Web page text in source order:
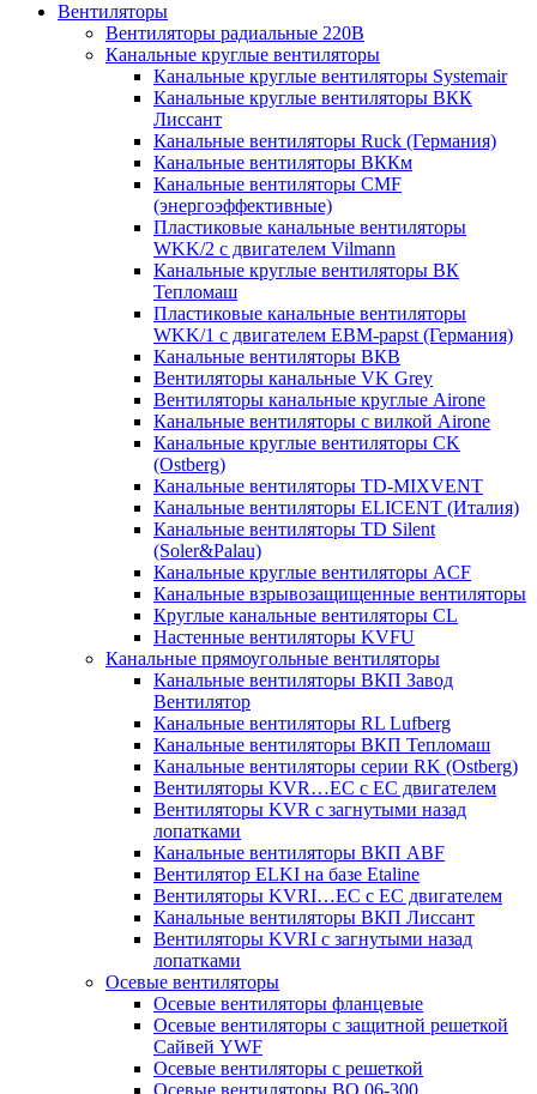
Вентиляторы
Вентиляторы радиальные 220В
Канальные круглые вентиляторы
Канальные круглые вентиляторы Systemair
Канальные круглые вентиляторы ВКК
Лиссант
Канальные вентиляторы Ruck (Германия)
Канальные вентиляторы ВККм
Канальные вентиляторы CMF
(энергоэффективные)
Пластиковые канальные вентиляторы
WKK/2 с двигателем Vilmann
Канальные круглые вентиляторы ВК
Тепломаш
Пластиковые канальные вентиляторы
WKK/1 с двигателем EBM-papst (Германия)
Канальные вентиляторы ВКВ
Вентиляторы канальные VK Grey
Вентиляторы канальные круглые Airone
Канальные вентиляторы с вилкой Airone
Канальные круглые вентиляторы CK
(Ostberg)
Канальные вентиляторы TD-MIXVENT
Канальные вентиляторы ELICENT (Италия)
Канальные вентиляторы TD Silent
(Soler&Palau)
Канальные круглые вентиляторы ACF
Канальные взрывозащищенные вентиляторы
Круглые канальные вентиляторы CL
Настенные вентиляторы KVFU
Канальные прямоугольные вентиляторы
Канальные вентиляторы ВКП Завод
Вентилятор
Канальные вентиляторы RL Lufberg
Канальные вентиляторы ВКП Тепломаш
Канальные вентиляторы серии RK (Ostberg)
Вентиляторы KVR…EC с EC двигателем
Вентиляторы KVR с загнутыми назад
лопатками
Канальные вентиляторы ВКП ABF
Вентилятор ELKI на базе Etaline
Вентиляторы KVRI…EC c EC двигателем
Канальные вентиляторы ВКП Лиссант
Вентиляторы KVRI с загнутыми назад
лопатками
Осевые вентиляторы
Осевые вентиляторы фланцевые
Осевые вентиляторы c защитной решеткой
Сайвей YWF
Осевые вентиляторы с решеткой
Осевые вентиляторы ВО 06-300